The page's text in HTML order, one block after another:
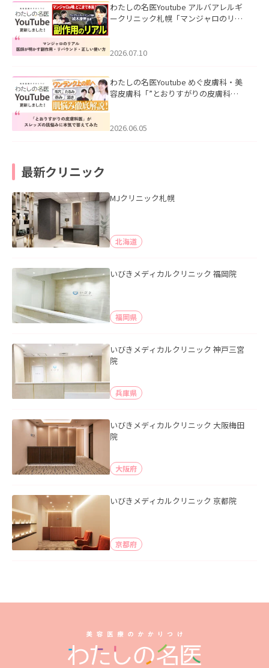
わたしの名医Youtube アルバアレルギ
ークリニック札幌「マンジャロのリア
た。
2026.07.10
わたしの名医Youtube めぐ皮膚科・美
容皮膚科「”とおりすがりの皮膚科
2026.06.05
最新クリニック
MJクリニック札幌
北海道
いびきメディカルクリニック 福岡院
福岡県
いびきメディカルクリニック 神戸三宮
院
兵庫県
いびきメディカルクリニック 大阪梅田
院
大阪府
いびきメディカルクリニック 京都院
京都府